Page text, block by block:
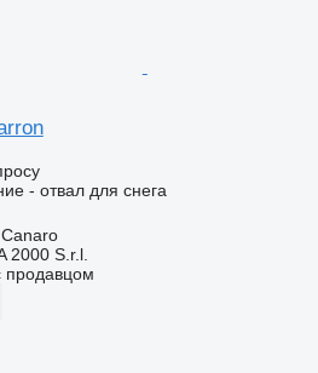
- отвал для снега
2000 S.r.l.
продавцом